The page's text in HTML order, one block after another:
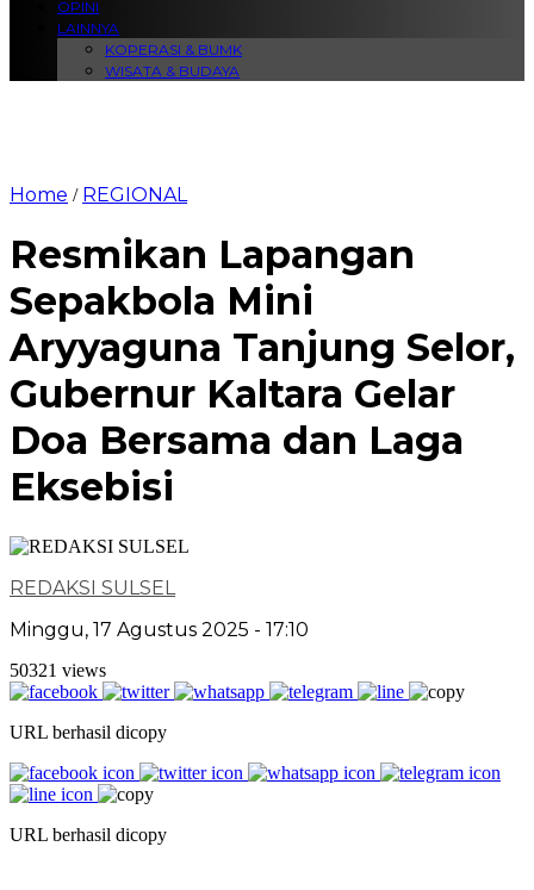
OPINI
LAINNYA
KOPERASI & BUMK
WISATA & BUDAYA
Home / REGIONAL
Resmikan Lapangan
Sepakbola Mini
Aryyaguna Tanjung Selor,
Gubernur Kaltara Gelar
Doa Bersama dan Laga
Eksebisi
REDAKSI SULSEL
Minggu, 17 Agustus 2025 - 17:10
50321 views
URL berhasil dicopy
URL berhasil dicopy